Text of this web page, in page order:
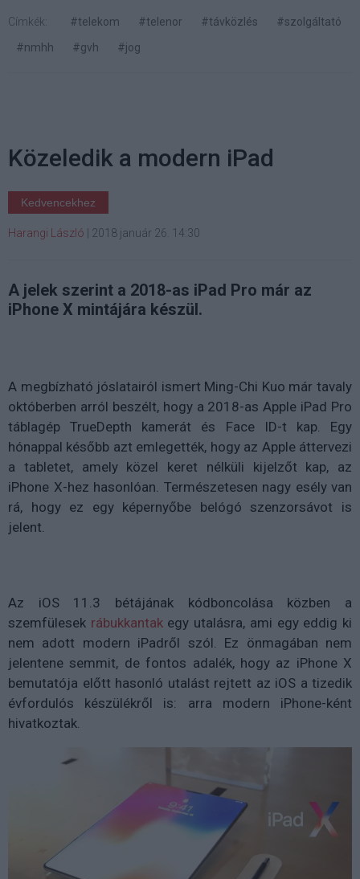
Címkék: #telekom #telenor #távközlés
#szolgáltató
#nmhh
#gvh #jog
Közeledik a modern iPad
Kedvencekhez
Harangi László | 2018 január 26. 14:30
A jelek szerint a 2018-as iPad Pro már az
iPhone X mintájára készül.
A megbízható jóslatairól ismert Ming-Chi Kuo már tavaly
októberben arról beszélt, hogy a 2018-as Apple iPad Pro
táblagép TrueDepth kamerát és Face ID-t kap. Egy
hónappal később azt emlegették, hogy az Apple áttervezi
a tabletet, amely közel keret nélküli kijelzőt kap, az
iPhone X-hez hasonlóan. Természetesen nagy esély van
rá, hogy ez egy képernyőbe belógó szenzorsávot is
jelent.
Az iOS 11.3 bétájának kódboncolása közben a
szemfülesek rábukkantak egy utalásra, ami egy eddig ki
nem adott modern iPadről szól. Ez önmagában nem
jelentene semmit, de fontos adalék, hogy az iPhone X
bemutatója előtt hasonló utalást rejtett az iOS a tizedik
évfordulós készülékről is: arra modern iPhone-ként
hivatkoztak.